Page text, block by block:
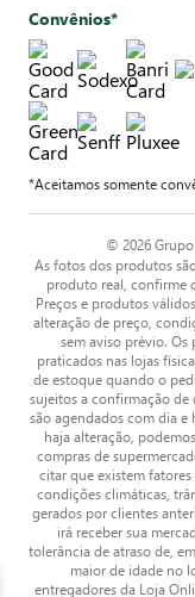
Convênios*
*Aceitamos somente
© 2026
As fotos dos produtos
produto real, confirme
Preços e produtos
alteração de preço,
sem aviso prévio. Os
praticados nas lojas
de estoque quando o
sujeitos a confirmação de
são agendados com dia
haja alteração,
compras de
citar que existem
condições climáticas,
gerados por clientes
irá receber sua
tolerância de atraso de,
maior de idade no
entregadores da Loja